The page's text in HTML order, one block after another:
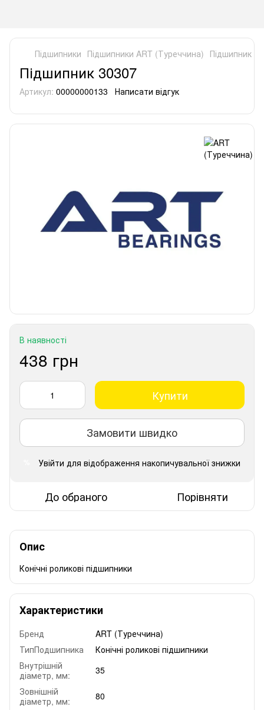
Підшипники Підшипники ART (Туреччина) Підшипник
Підшипник 30307
Артикул: 00000000133 Написати відгук
В наявності
438 грн
Купити
Замовити швидко
Увійти для відображення накопичувальної знижки
До обраного Порівняти
Опис
Конічні роликові підшипники
Характеристики
Бренд
ART (Туреччина)
ТипПодшипника
Конічні роликові підшипники
Внутрішній
діаметр, мм:
35
Зовнішній
діаметр, мм:
80